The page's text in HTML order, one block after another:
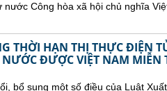
Công hòa xã hội chủ nghĩa
THỜI HẠN THỊ THỰC ĐIỆN
NƯỚC ĐƯỢC VIỆT NAM MIỄN
bổ sung một số điều của Luật